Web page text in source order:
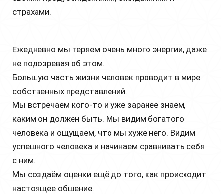
страхами.
Ежедневно мы теряем очень много энергии, даже
не подозревая об этом.
Большую часть жизни человек проводит в мире
собственных представлений.
Мы встречаем кого-то и уже заранее знаем,
каким он должен быть. Мы видим богатого
человека и ощущаем, что мы хуже него. Видим
успешного человека и начинаем сравнивать себя
с ним.
Мы создаём оценки ещё до того, как происходит
настоящее общение.